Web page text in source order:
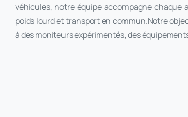
véhicules, notre équipe accompagne chaque
poids lourd et transport en commun.Notre
à des moniteurs expérimentés, des